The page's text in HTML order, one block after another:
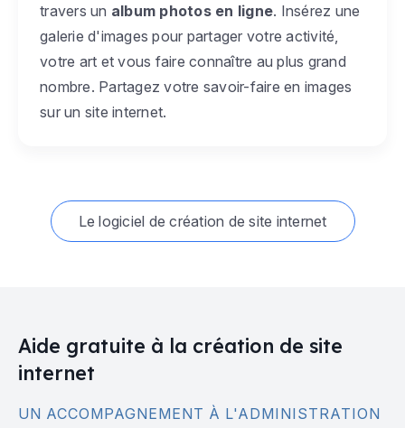
travers un album photos en ligne. Insérez une
galerie d'images pour partager votre activité,
votre art et vous faire connaître au plus grand
nombre. Partagez votre savoir-faire en images
sur un site internet.
Le logiciel de création de site internet
Aide gratuite à la création de site
internet
UN ACCOMPAGNEMENT À L'ADMINISTRATION